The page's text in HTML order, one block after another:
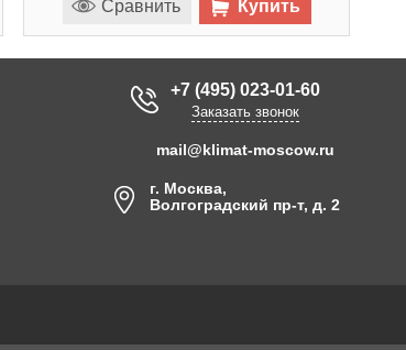
Сравнить Купить
+7 (495) 023-01-60
Заказать звонок
mail@klimat-moscow.ru
г. Москва,
Волгоградский пр-т, д. 2